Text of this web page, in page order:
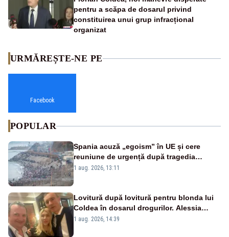
pentru a scăpa de dosarul privind
constituirea unui grup infracțional
organizat
URMĂREȘTE-NE PE
Facebook
POPULAR
Spania acuză „egoism” în UE și cere
reuniune de urgență după tragedia
migranților din Ceuta. Zeci de oameni au
1 aug. 2026, 13:11
Lovitură după lovitură pentru blonda lui
Coldea în dosarul drogurilor. Alessia
Păcuraru explică decizia magistraților
1 aug. 2026, 14:39